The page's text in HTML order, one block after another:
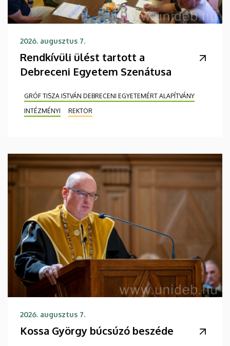
2026. augusztus 7.
Rendkívüli ülést tartott a
Debreceni Egyetem Szenátusa
GRÓF TISZA ISTVÁN DEBRECENI EGYETEMÉRT ALAPÍTVÁNY
INTÉZMÉNYI
REKTOR
2026. augusztus 7.
Kossa György búcsúzó beszéde